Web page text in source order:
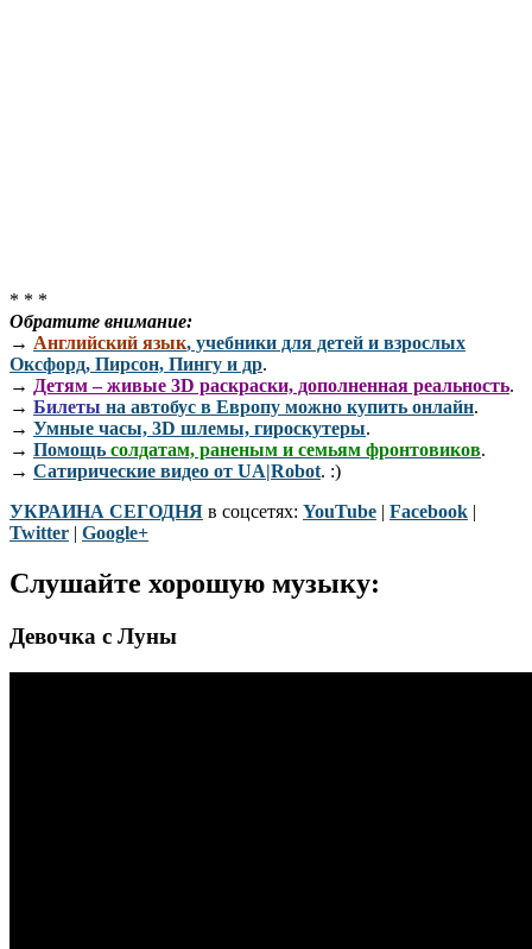
* * *
Обратите внимание:
→ Английский язык, учебники для детей и взрослых
Оксфорд, Пирсон, Пингу и др.
→ Детям – живые 3D раскраски, дополненная реальность.
→ Билеты на автобус в Европу можно купить онлайн.
→ Умные часы, 3D шлемы, гироскутеры.
→ Помощь солдатам, раненым и семьям фронтовиков.
→ Сатирические видео от UA|Robot. :)
УКРАИНА СЕГОДНЯ в соцсетях: YouTube | Facebook |
Twitter | Google+
Слушайте хорошую музыку:
Девочка с Луны